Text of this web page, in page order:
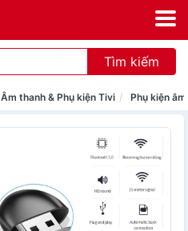
Tìm kiếm
Âm thanh & Phụ kiện Tivi Phụ kiện